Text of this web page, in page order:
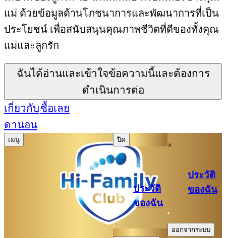
แม่ ด้วยข้อมูลด้านโภชนาการและพัฒนาการที่เป็น
ประโยชน์ เพื่อสนับสนุนคุณภาพชีวิตที่ดีของทั้งคุณ
แม่และลูกรัก
ฉันได้อ่านและเข้าใจข้อความนี้และต้องการ
ดำเนินการต่อ
เกี่ยวกับ
ดานอน
ซื้อเลย
เมนู ปิด
×
ประวัติ
ของฉัน
.
×
ประวัติ
ของฉัน
.
ออกจากระบบ